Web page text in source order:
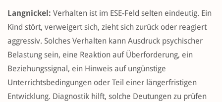
Langnickel: Verhalten ist im ESE-Feld selten eindeutig. Ein
Kind stört, verweigert sich, zieht sich zurück oder reagiert
aggressiv. Solches Verhalten kann Ausdruck psychischer
Belastung sein, eine Reaktion auf Überforderung, ein
Beziehungssignal, ein Hinweis auf ungünstige
Unterrichtsbedingungen oder Teil einer längerfristigen
Entwicklung. Diagnostik hilft, solche Deutungen zu prüfen